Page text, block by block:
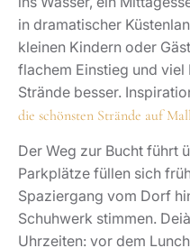
Schuhwerk stimmen.
Uhrzeiten: vor dem
vor der Mittagshitze.
Deià Mallorca
Parken gehört zu den
Dorfes. Die Straßen
Nachfrage hoch. Selbst
für ein Restaurant in Deià